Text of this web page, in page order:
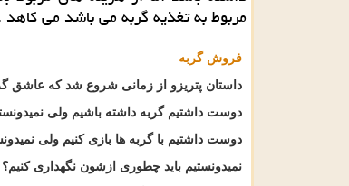
مربوط به تغذیه گربه می باشد می كاهد
فروش گربه
داستان پتریزو از زمانی شروع شد که عاشق
دوست داشتیم گربه داشته باشیم ولی
دوست داشتیم با گربه ها بازی کنیم ولی
نمیدونستیم باید چطوری ازشون نگهداری کنیم؟